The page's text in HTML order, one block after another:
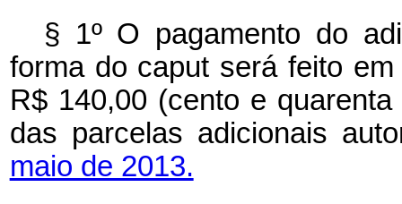
§ 1º O pagamento do
forma do caput será feito
R$ 140,00 (cento e
das parcelas adicionais
maio de 2013.